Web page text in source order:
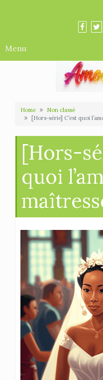
Menu
Home
Non classé
[Hors-série] C’est quoi
[Hors-
quoi